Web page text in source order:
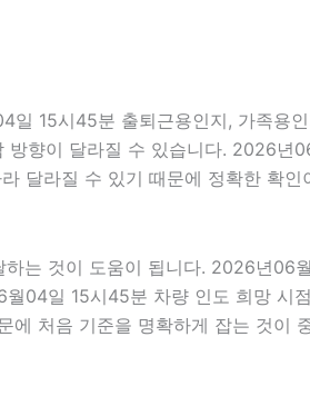
15시45분 출퇴근용인지, 가족용
방향이 달라질 수 있습니다. 2026년
달라질 수 있기 때문에 정확한 확인
하는 것이 도움이 됩니다. 2026년06
04일 15시45분 차량 인도 희망 시
에 처음 기준을 명확하게 잡는 것이